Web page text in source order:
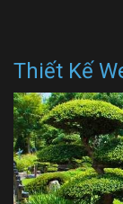
Thiết Kế